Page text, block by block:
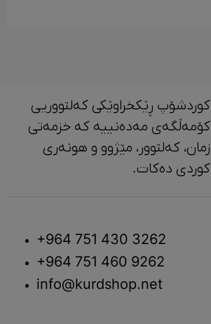
کوردشۆپ ڕێکخراوێکی کەلتووریی
کۆمەڵگەی مەدەنییە کە خزمەتی
زمان، کەلتوور، مێژوو و ‎هونەری
کوردی دەکات.
+964 751 430 3262
+964 751 460 9262
info@kurdshop.net